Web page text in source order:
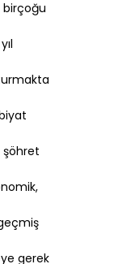
şöhret
gerek